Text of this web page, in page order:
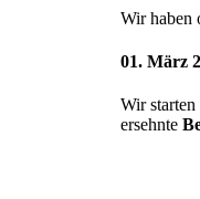
Wir haben
01. März
Wir
ersehnte